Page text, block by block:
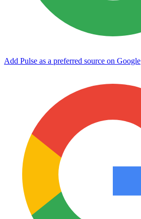
Add Pulse as a preferred source on Google